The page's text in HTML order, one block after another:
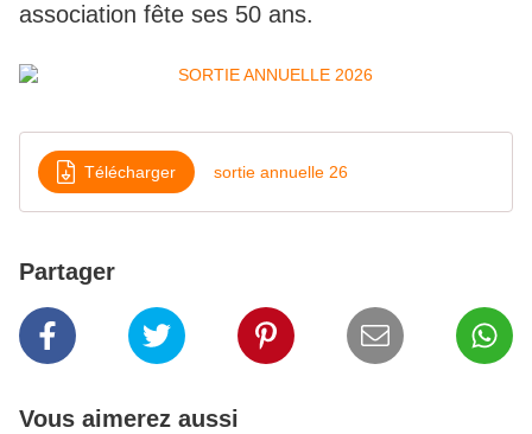
association fête ses 50 ans.
Télécharger sortie annuelle 26
Partager
Vous aimerez aussi